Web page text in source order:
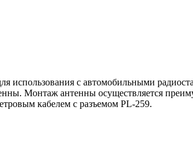
использования с автомобильными
Монтаж антенны осуществляется
кабелем с разъемом PL-259.